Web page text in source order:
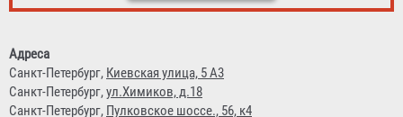
Противогаз фильтрующий «Бриз-3301(ППФ)» марки
Адреса
Санкт-Петербург, Киевская улица, 5 А3
Санкт-Петербург,ул.Химиков, д.18
Санкт-Петербург, Пулковское шоссе., 56, к4